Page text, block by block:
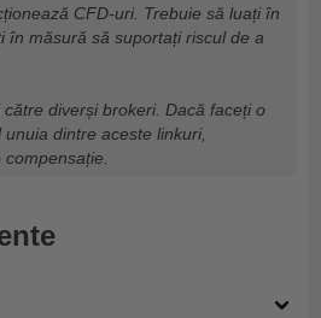
CFD-uri. Trebuie să luați în
în măsură să suportați riscul de a
diverși brokeri. Dacă faceți o
dintre aceste linkuri,